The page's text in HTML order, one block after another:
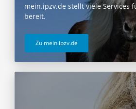
mein.ipzv.de stellt viele Services
bereit.
Zu mein.ipzv.de